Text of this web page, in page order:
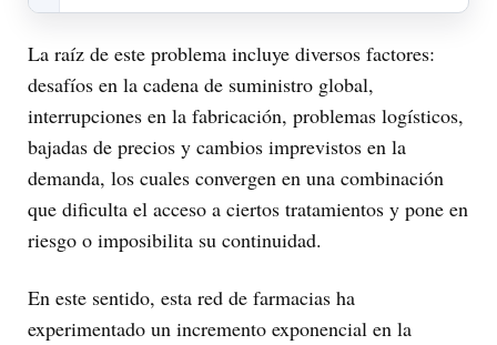
La raíz de este problema incluye diversos factores:
desafíos en la cadena de suministro global,
interrupciones en la fabricación, problemas logísticos,
bajadas de precios y cambios imprevistos en la
demanda, los cuales convergen en una combinación
que dificulta el acceso a ciertos tratamientos y pone en
riesgo o imposibilita su continuidad.
En este sentido, esta red de farmacias ha
experimentado un incremento exponencial en la